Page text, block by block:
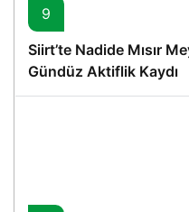
9
Siirt’te Nadide Mısır
Gündüz Aktiflik Kaydı